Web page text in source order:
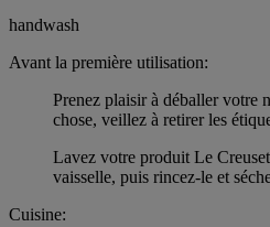
handwash
Avant la première utilisation:
Prenez plaisir à déballer votre
chose, veillez à retirer les
Lavez votre produit Le
vaisselle, puis rincez-le et
Cuisine: